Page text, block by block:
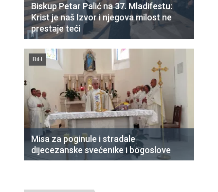
Biskup Petar Palić na 37. Mladifestu:
Krist je naš Izvor i njegova milost ne
prestaje teći
BiH
Misa za poginule i stradale
dijecezanske svećenike i bogoslove